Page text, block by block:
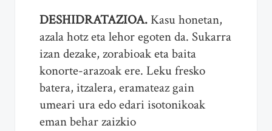
DESHIDRATAZIOA. Kasu honetan,
azala hotz eta lehor egoten da. Sukarra
izan dezake, zorabioak eta baita
konorte-arazoak ere. Leku fresko
batera, itzalera, eramateaz gain
umeari ura edo edari isotonikoak
eman behar zaizkio